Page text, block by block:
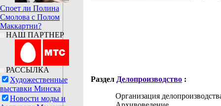
Споет ли Полина
Смолова с Полом
Маккартни?
НАШ ПАРТНЕР
РАССЫЛКА
Художественные
выставки Минска
Новости моды и
Раздел Делопроизводство :
Организация